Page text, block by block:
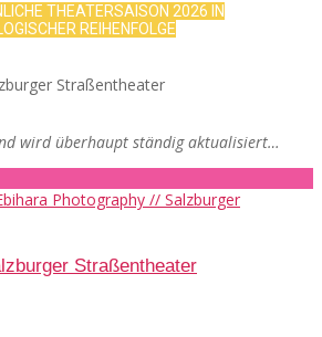
THEATERSAISON 2026 IN
REIHENFOLGE
Straßentheater
und wird überhaupt ständig aktualisiert…
Straßentheater